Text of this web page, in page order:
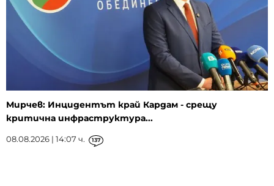
Мирчев: Инцидентът край Кардам - срещу
критична инфраструктура...
08.08.2026 | 14:07 ч. 137